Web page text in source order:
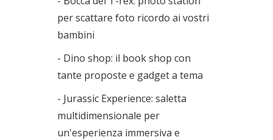
per scattare foto ricordo ai vostri
bambini
- Dino shop: il book shop con
tante proposte e gadget a tema
- Jurassic Experience: saletta
multidimensionale per
un'esperienza immersiva e